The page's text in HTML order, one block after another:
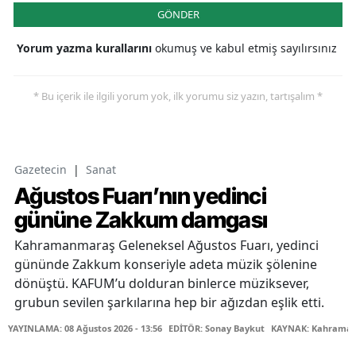
GÖNDER
Yorum yazma kurallarını okumuş ve kabul etmiş sayılırsınız
* Bu içerik ile ilgili yorum yok, ilk yorumu siz yazın, tartışalım *
Gazetecin | Sanat
Ağustos Fuarı’nın yedinci
gününe Zakkum damgası
Kahramanmaraş Geleneksel Ağustos Fuarı, yedinci
gününde Zakkum konseriyle adeta müzik şölenine
dönüştü. KAFUM’u dolduran binlerce müziksever,
grubun sevilen şarkılarına hep bir ağızdan eşlik etti.
YAYINLAMA: 08 Ağustos 2026 - 13:56 EDİTÖR: Sonay Baykut KAYNAK: